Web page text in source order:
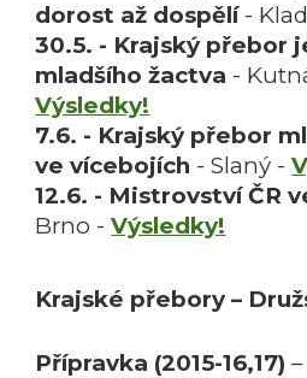
dorost až dospělí-
30.5. - Krajský přebor
mladšího žactva - K
Výsledky!
7.6. - Krajský přebor
ve vícebojích - Slaný -
12.6. - Mistrovství ČR
Brno -Výsledky!
Krajské přebory – D
Přípravka (2015-16,17)